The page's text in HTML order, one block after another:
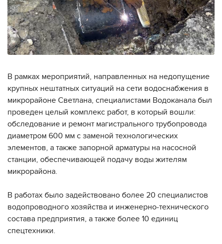
В рамках мероприятий, направленных на недопущение
крупных нештатных ситуаций на сети водоснабжения в
микрорайоне Светлана, специалистами Водоканала был
проведен целый комплекс работ, в который вошли:
обследование и ремонт магистрального трубопровода
диаметром 600 мм с заменой технологических
элементов, а также запорной арматуры на насосной
станции, обеспечивающей подачу воды жителям
микрорайона.
В работах было задействовано более 20 специалистов
водопроводного хозяйства и инженерно-технического
состава предприятия, а также более 10 единиц
спецтехники.